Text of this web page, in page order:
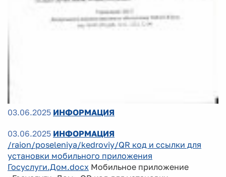
03.06.2025 ИНФОРМАЦИЯ
03.06.2025 ИНФОРМАЦИЯ
/raion/poseleniya/kedroviy/QR код и ссылки для
установки мобильного приложения
Госуслуги.Дом.docx Мобильное приложение